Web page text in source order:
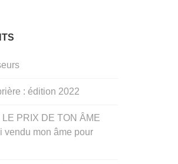
: édition 2022
LE PRIX DE TON ÂME
vendu mon âme pour